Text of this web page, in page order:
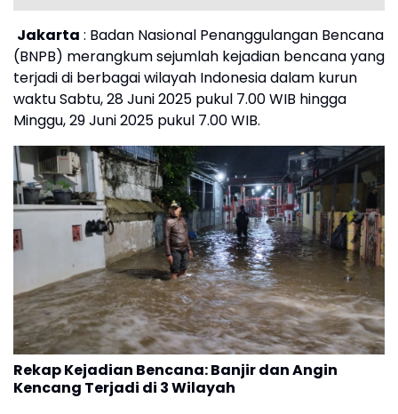
Jakarta : Badan Nasional Penanggulangan Bencana
(BNPB) merangkum sejumlah kejadian bencana yang
terjadi di berbagai wilayah Indonesia dalam kurun
waktu Sabtu, 28 Juni 2025 pukul 7.00 WIB hingga
Minggu, 29 Juni 2025 pukul 7.00 WIB.
Rekap Kejadian Bencana: Banjir dan Angin
Kencang Terjadi di 3 Wilayah